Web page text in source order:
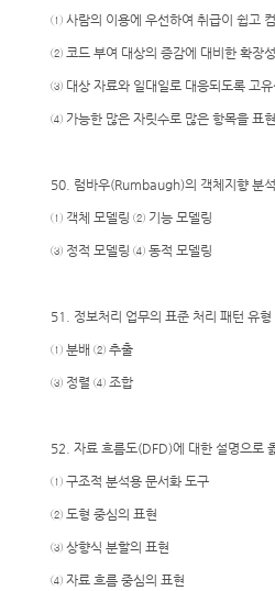
① 사람의 이용에 우선하여 취급이 쉽고
② 코드 부여 대상의 증감에 대비한 확장
③ 대상 자료와 일대일로 대응되도록 고
④ 가능한 많은 자릿수로 많은 항목을 표
50. 럼바우(Rumbaugh)의 객체지향 분
① 객체 모델링 ② 기능 모델링
③ 정적 모델링 ④ 동적 모델링
51. 정보처리 업무의 표준 처리 패턴 유
① 분배 ② 추출
③ 정렬 ④ 조합
52. 자료 흐름도(DFD)에 대한 설명으로
① 구조적 분석용 문서화 도구
② 도형 중심의 표현
③ 상향식 분할의 표현
④ 자료 흐름 중심의 표현